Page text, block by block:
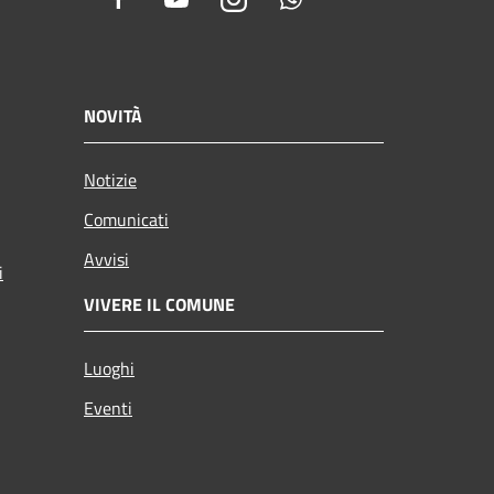
NOVITÀ
Notizie
Comunicati
Avvisi
VIVERE IL COMUNE
Luoghi
Eventi